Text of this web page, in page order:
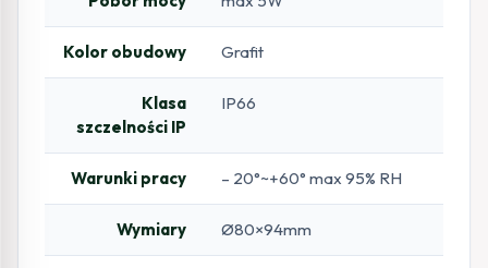
Kolor obudowy Grafit
Klasa
szczelności IP
IP66
Warunki pracy – 20°~+60° max 95% RH
Wymiary Ø80×94mm